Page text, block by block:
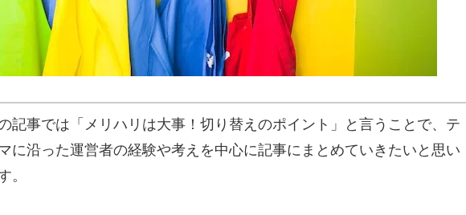
記事では「メリハリは大事！切り替えのポイント」と言うことで、テ
に沿った運営者の経験や考えを中心に記事にまとめていきたいと思い
。